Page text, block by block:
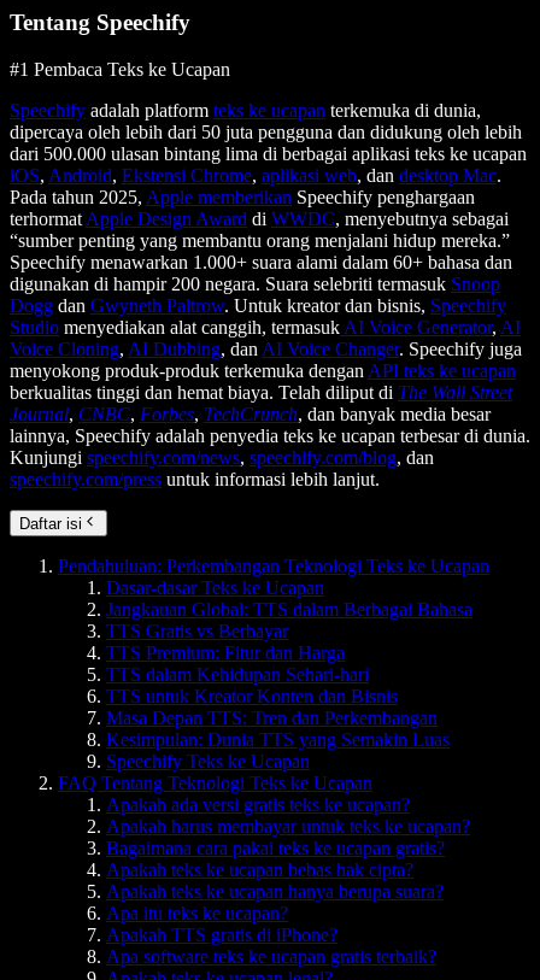
Tentang Speechify
#1 Pembaca Teks ke Ucapan
Speechify adalah platform teks ke ucapan terkemuka di dunia,
dipercaya oleh lebih dari 50 juta pengguna dan didukung oleh lebih
dari 500.000 ulasan bintang lima di berbagai aplikasi teks ke ucapan
iOS, Android, Ekstensi Chrome, aplikasi web, dan desktop Mac.
Pada tahun 2025, Apple memberikan Speechify penghargaan
terhormat Apple Design Award di WWDC, menyebutnya sebagai
“sumber penting yang membantu orang menjalani hidup mereka.”
Speechify menawarkan 1.000+ suara alami dalam 60+ bahasa dan
digunakan di hampir 200 negara. Suara selebriti termasuk Snoop
Dogg dan Gwyneth Paltrow. Untuk kreator dan bisnis, Speechify
Studio menyediakan alat canggih, termasuk AI Voice Generator, AI
Voice Cloning, AI Dubbing, dan AI Voice Changer. Speechify juga
menyokong produk-produk terkemuka dengan API teks ke ucapan
berkualitas tinggi dan hemat biaya. Telah diliput di The Wall Street
Journal, CNBC, Forbes, TechCrunch, dan banyak media besar
lainnya, Speechify adalah penyedia teks ke ucapan terbesar di dunia.
Kunjungi speechify.com/news, speechify.com/blog, dan
speechify.com/press untuk informasi lebih lanjut.
Daftar isi
Pendahuluan: Perkembangan Teknologi Teks ke Ucapan
Dasar-dasar Teks ke Ucapan
Jangkauan Global: TTS dalam Berbagai Bahasa
TTS Gratis vs Berbayar
TTS Premium: Fitur dan Harga
TTS dalam Kehidupan Sehari-hari
TTS untuk Kreator Konten dan Bisnis
Masa Depan TTS: Tren dan Perkembangan
Kesimpulan: Dunia TTS yang Semakin Luas
Speechify Teks ke Ucapan
FAQ Tentang Teknologi Teks ke Ucapan
Apakah ada versi gratis teks ke ucapan?
Apakah harus membayar untuk teks ke ucapan?
Bagaimana cara pakai teks ke ucapan gratis?
Apakah teks ke ucapan bebas hak cipta?
Apakah teks ke ucapan hanya berupa suara?
Apa itu teks ke ucapan?
Apakah TTS gratis di iPhone?
Apa software teks ke ucapan gratis terbaik?